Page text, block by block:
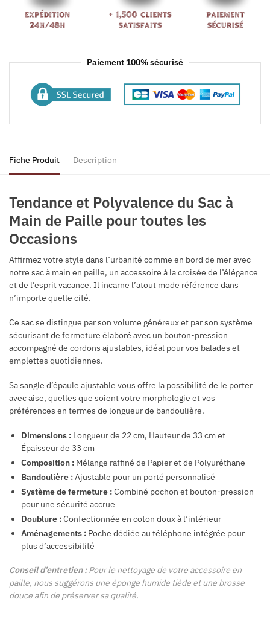
Paiement 100% sécurisé
Fiche Produit Description
Tendance et Polyvalence du Sac à
Main de Paille pour toutes les
Occasions
Affirmez votre style dans l’urbanité comme en bord de mer avec
notre sac à main en paille, un accessoire à la croisée de l’élégance
et de l’esprit vacance. Il incarne l’atout mode référence dans
n’importe quelle cité.
Ce sac se distingue par son volume généreux et par son système
sécurisant de fermeture élaboré avec un bouton-pression
accompagné de cordons ajustables, idéal pour vos balades et
emplettes quotidiennes.
Sa sangle d’épaule ajustable vous offre la possibilité de le porter
avec aise, quelles que soient votre morphologie et vos
préférences en termes de longueur de bandoulière.
Dimensions : Longueur de 22 cm, Hauteur de 33 cm et
Épaisseur de 33 cm
Composition : Mélange raffiné de Papier et de Polyuréthane
Bandoulière :Ajustable pour un porté personnalisé
Système de fermeture :Combiné pochon et bouton-pression
pour une sécurité accrue
Doublure :Confectionnée en coton doux à l’intérieur
Aménagements : Poche dédiée au téléphone intégrée pour
plus d’accessibilité
Conseil d’entretien :Pour le nettoyage de votre accessoire en
paille, nous suggérons une éponge humide tiède et une brosse
douce afin de préserver sa qualité.